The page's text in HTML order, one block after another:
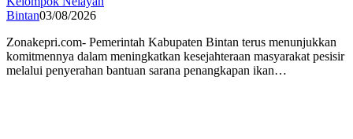
Bintan03/08/2026
Zonakepri.com- Pemerintah Kabupaten Bintan terus menunjukkan
komitmennya dalam meningkatkan kesejahteraan masyarakat pesisir
melalui penyerahan bantuan sarana penangkapan ikan…